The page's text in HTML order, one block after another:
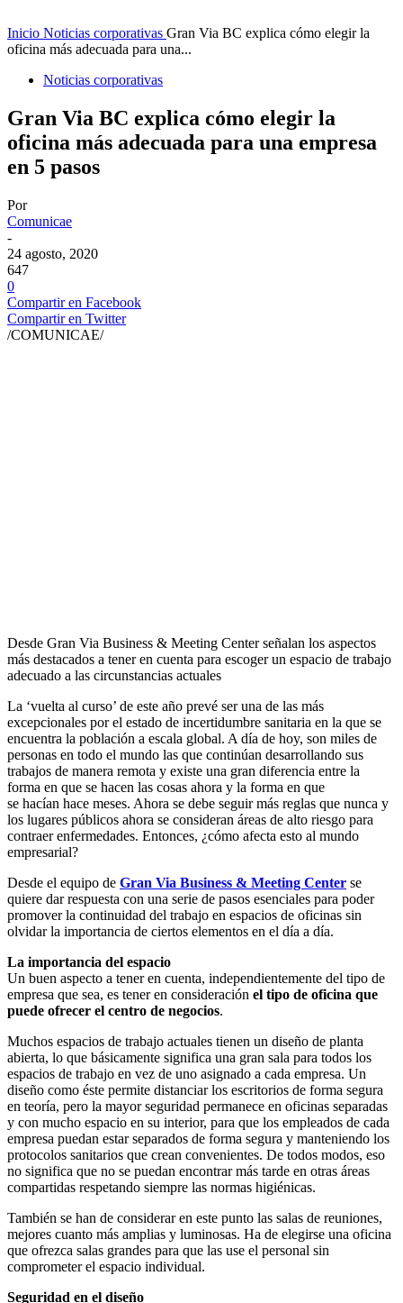
Inicio Noticias corporativas Gran Via BC explica cómo elegir la
oficina más adecuada para una...
Noticias corporativas
Gran Via BC explica cómo elegir la
oficina más adecuada para una empresa
en 5 pasos
Por
Comunicae
-
24 agosto, 2020
647
0
Compartir en Facebook
Compartir en Twitter
/COMUNICAE/
Desde Gran Via Business & Meeting Center señalan los aspectos
más destacados a tener en cuenta para escoger un espacio de trabajo
adecuado a las circunstancias actuales
La ‘vuelta al curso’ de este año prevé ser una de las más
excepcionales por el estado de incertidumbre sanitaria en la que se
encuentra la población a escala global. A día de hoy, son miles de
personas en todo el mundo las que continúan desarrollando sus
trabajos de manera remota y existe una gran diferencia entre la
forma en que se hacen las cosas ahora y la forma en que
se hacían hace meses. Ahora se debe seguir más reglas que nunca y
los lugares públicos ahora se consideran áreas de alto riesgo para
contraer enfermedades. Entonces, ¿cómo afecta esto al mundo
empresarial?
Desde el equipo de Gran Via Business & Meeting Center se
quiere dar respuesta con una serie de pasos esenciales para poder
promover la continuidad del trabajo en espacios de oficinas sin
olvidar la importancia de ciertos elementos en el día a día.
La importancia del espacio
Un buen aspecto a tener en cuenta, independientemente del tipo de
empresa que sea, es tener en consideración el tipo de oficina que
puede ofrecer el centro de negocios.
Muchos espacios de trabajo actuales tienen un diseño de planta
abierta, lo que básicamente significa una gran sala para todos los
espacios de trabajo en vez de uno asignado a cada empresa. Un
diseño como éste permite distanciar los escritorios de forma segura
en teoría, pero la mayor seguridad permanece en oficinas separadas
y con mucho espacio en su interior, para que los empleados de cada
empresa puedan estar separados de forma segura y manteniendo los
protocolos sanitarios que crean convenientes. De todos modos, eso
no significa que no se puedan encontrar más tarde en otras áreas
compartidas respetando siempre las normas higiénicas.
También se han de considerar en este punto las salas de reuniones,
mejores cuanto más amplias y luminosas. Ha de elegirse una oficina
que ofrezca salas grandes para que las use el personal sin
comprometer el espacio individual.
Seguridad en el diseño